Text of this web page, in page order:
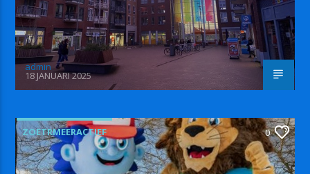
admin
18 JANUARI 2025
ZOETRMEERACTIEF 0